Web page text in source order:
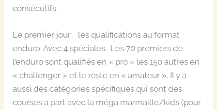
consécutifs.
Le premier jour = les qualifications au format
enduro. Avec 4 spéciales. Les 70 premiers de
l’enduro sont qualifiés en « pro » les 150 autres en
« challenger » et le reste en « amateur ». Il y a
aussi des catégories spécifiques qui sont des
courses a part avec la méga marmaille/kids (pour